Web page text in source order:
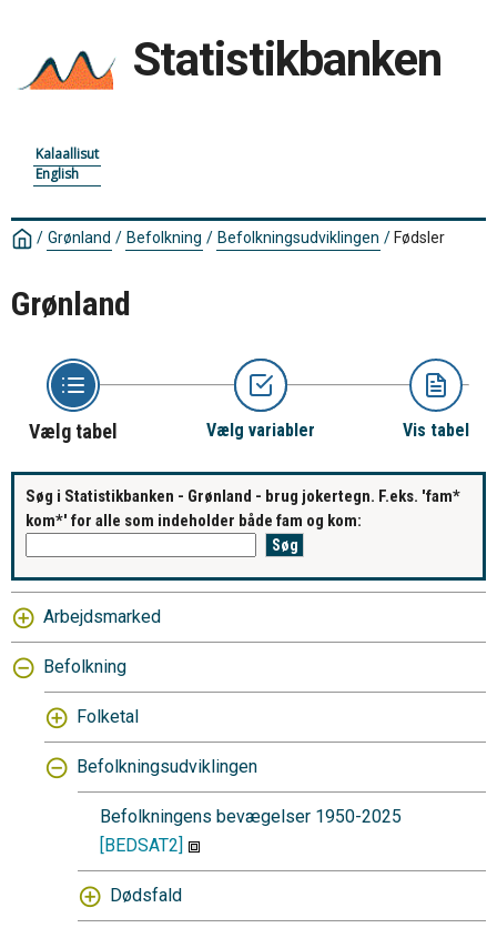
Statistikbanken
Kalaallisut
English
/ Grønland / Befolkning / Befolkningsudviklingen / Fødsler
Grønland
Vælg tabel Vælg variabler Vis tabel
Søg i Statistikbanken - Grønland - brug jokertegn. F.eks. 'fam*
kom*' for alle som indeholder både fam og kom:
Arbejdsmarked
Befolkning
Folketal
Befolkningsudviklingen
Befolkningens bevægelser 1950-2025
[BEDSAT2]
Dødsfald